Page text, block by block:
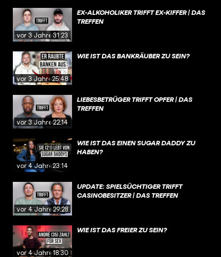
vor 3 Jahren31:23
EX-ALKOHOLIKER TRIFFT EX-KIFFER | DAS
TREFFEN
vor 3 Jahren25:48
WIE IST DAS BANKRÄUBER ZU SEIN?
vor 3 Jahren22:14
LIEBESBETRÜGER TRIFFT OPFER | DAS
TREFFEN
vor 4 Jahren23:14
WIE IST DAS EINEN SUGAR DADDY ZU
HABEN?
vor 4 Jahren29:28
UPDATE: SPIELSÜCHTIGER TRIFFT
CASINOBESITZER | DAS TREFFEN
vor 4 Jahren18:30
WIE IST DAS FREIER ZU SEIN?